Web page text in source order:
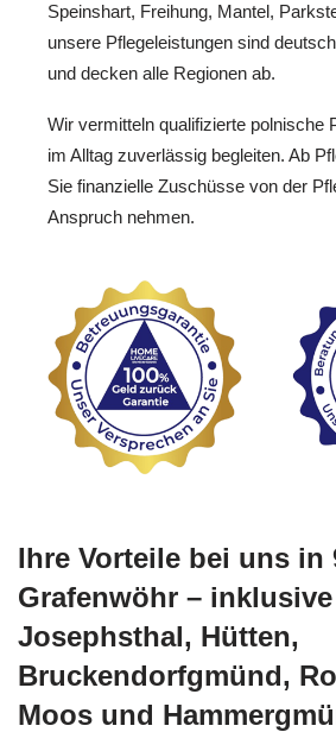
Speinshart, Freihung, Mantel,
unsere Pflegeleistungen sind
und decken alle Regionen ab.
Wir vermitteln qualifizierte polnische
im Alltag zuverlässig begleiten. Ab
Sie finanzielle Zuschüsse von der
Anspruch nehmen.
Ihre Vorteile bei uns in
Grafenwöhr –
Josephsthal, Hütten,
Bruckendorfgmünd,
Moos und